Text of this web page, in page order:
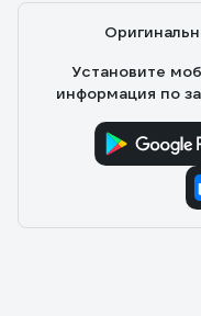
Установите
информация по